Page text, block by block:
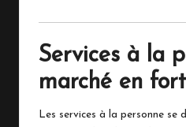
Services à la
marché en
Les services à la personne se